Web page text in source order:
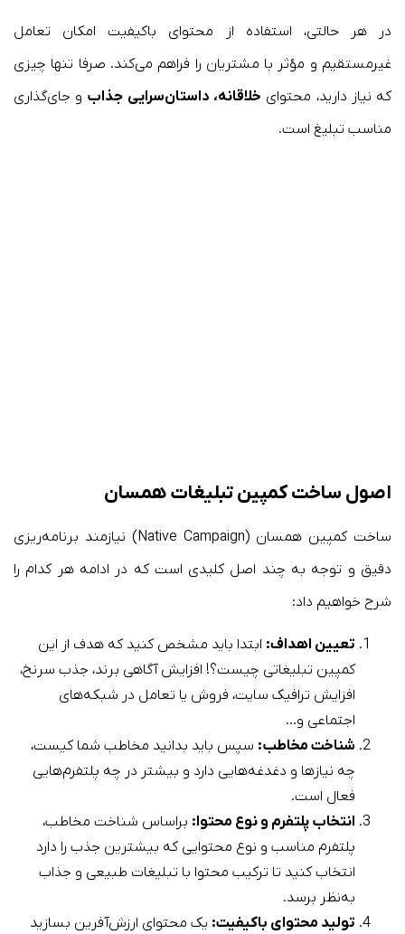
در هر حالتی، استفاده از محتوای باکیفیت امکان تعامل
غیرمستقیم و مؤثر با مشتریان را فراهم می‌کند. صرفا تنها چیزی
که نیاز دارید، محتوای خلاقانه، داستان‌سرایی جذاب و جای‌گذاری
مناسب تبلیغ است.
اصول ساخت کمپین‌ تبلیغات همسان
ساخت کمپین همسان (Native Campaign) نیازمند برنامه‌ریزی
دقیق و توجه به چند اصل کلیدی است که در ادامه هر کدام را
شرح خواهیم داد:
تعیین اهداف: ابتدا باید مشخص کنید که هدف از این
کمپین تبلیغاتی چیست؟! افزایش آگاهی برند، جذب سرنخ،
افزایش ترافیک سایت، فروش یا تعامل در شبکه‌های
اجتماعی و…
شناخت مخاطب: سپس باید بدانید مخاطب شما کیست،
چه نیازها و دغدغه‌هایی دارد و بیشتر در چه پلتفرم‌هایی
فعال است.
انتخاب پلتفرم و نوع محتوا: براساس شناخت مخاطب،
پلتفرم مناسب و نوع محتوایی که بیشترین جذب را دارد
انتخاب کنید تا ترکیب محتوا با تبلیغات طبیعی و جذاب
به‌نظر برسد.
تولید محتوای باکیفیت: یک محتوای ارزش‌آفرین بسازید